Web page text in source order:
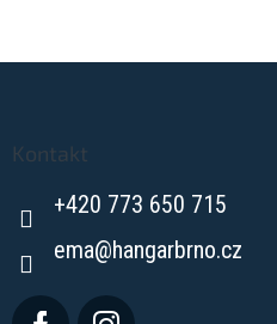
Kontakt
+420 773 650 715
ema@hangarbrno.cz